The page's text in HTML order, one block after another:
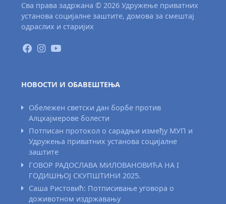
Сва права задржана © 2026 Удружење приватних
установа социјалне заштите, домова за смештај
одраслих и старијих
НОВОСТИ И ОБАВЕШТЕЊА
Обележен светски дан борбе против
Алцхајмерове болести
Потписан протокол о сарадњи између МУП и
Удружења приватних установа социјалне
заштите
ГОВОР РАДОСЛАВА МИЛОВАНОВИЋА НА I
ГОДИШЊОЈ СКУПШТИНИ 2025.
Саша Ристовић: Потписивање уговора о
доживотном издржавању